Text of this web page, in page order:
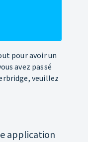
pour avoir un
avez passé
veuillez
application